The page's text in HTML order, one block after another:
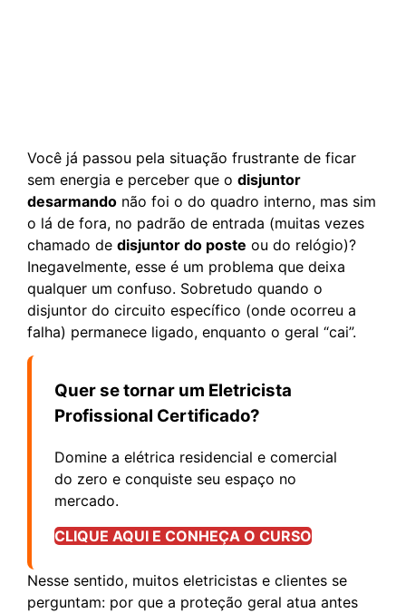
Você já passou pela situação frustrante de ficar
sem energia e perceber que o disjuntor
desarmando não foi o do quadro interno, mas sim
o lá de fora, no padrão de entrada (muitas vezes
chamado de disjuntor do poste ou do relógio)?
Inegavelmente, esse é um problema que deixa
qualquer um confuso. Sobretudo quando o
disjuntor do circuito específico (onde ocorreu a
falha) permanece ligado, enquanto o geral “cai”.
Quer se tornar um Eletricista
Profissional Certificado?
Domine a elétrica residencial e comercial
do zero e conquiste seu espaço no
mercado.
CLIQUE AQUI E CONHEÇA O CURSO
Nesse sentido, muitos eletricistas e clientes se
perguntam: por que a proteção geral atua antes